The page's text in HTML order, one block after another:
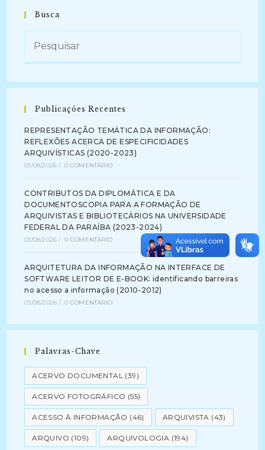
Busca
Publicações Recentes
REPRESENTAÇÃO TEMÁTICA DA INFORMAÇÃO:
REFLEXÕES ACERCA DE ESPECIFICIDADES
ARQUIVÍSTICAS (2020-2023)
03/08/2026 / 0 COMENTÁRIO
CONTRIBUTOS DA DIPLOMÁTICA E DA
DOCUMENTOSCOPIA PARA A FORMAÇÃO DE
ARQUIVISTAS E BIBLIOTECÁRIOS NA UNIVERSIDADE
FEDERAL DA PARAÍBA (2023-2024)
03/08/2026 / 0 COMENTÁRIO
ARQUITETURA DA INFORMAÇÃO NA INTERFACE DE
SOFTWARE LEITOR DE E-BOOK: identificando barreiras
no acesso a informação (2010-2012)
03/08/2026 / 0 COMENTÁRIO
Palavras-Chave
ACERVO DOCUMENTAL (39)
ACERVO FOTOGRÁFICO (55)
ACESSO À INFORMAÇÃO (46) ARQUIVISTA (43)
ARQUIVO (109) ARQUIVOLOGIA (194)